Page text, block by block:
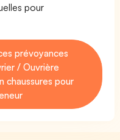
pour
prévoyances
/ Ouvrière
chaussures pour